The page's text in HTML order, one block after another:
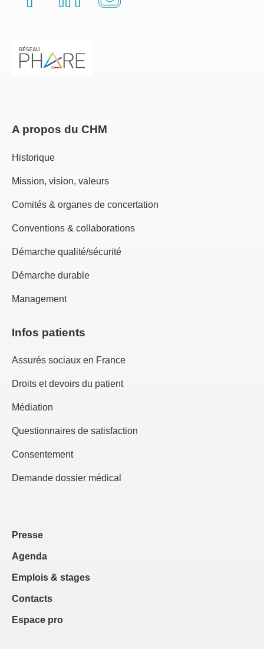
A propos du CHM
Historique
Mission, vision, valeurs
Comités & organes de concertation
Conventions & collaborations
Démarche qualité/sécurité
Démarche durable
Management
Infos patients
Assurés sociaux en France
Droits et devoirs du patient
Médiation
Questionnaires de satisfaction
Consentement
Demande dossier médical
Presse
Agenda
Emplois & stages
Contacts
Espace pro